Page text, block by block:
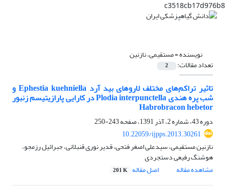
c3518cb17d976b8
نویسنده =مستقیمی، نازنین
تعداد مقالات: 2
تاثیر تراکم‌های مختلف لاروهای بید آرد Ephestia kuehniella و
شب پره هندی Plodia interpunctella در کارایی پارازیتیسم زنبور
Habrobracon hebetor
دوره 43، شماره 2، آذر 1391، صفحه
243-250
10.22059/ijpps.2013.30261
نازنین مستقیمی، سیدعلی اصغر فتحی، قدیر نوری قنبلانی، جبرائیل رزمجو،
هوشنگ رفیعی دستجردی
مشاهده مقاله
اصل مقاله 201 K